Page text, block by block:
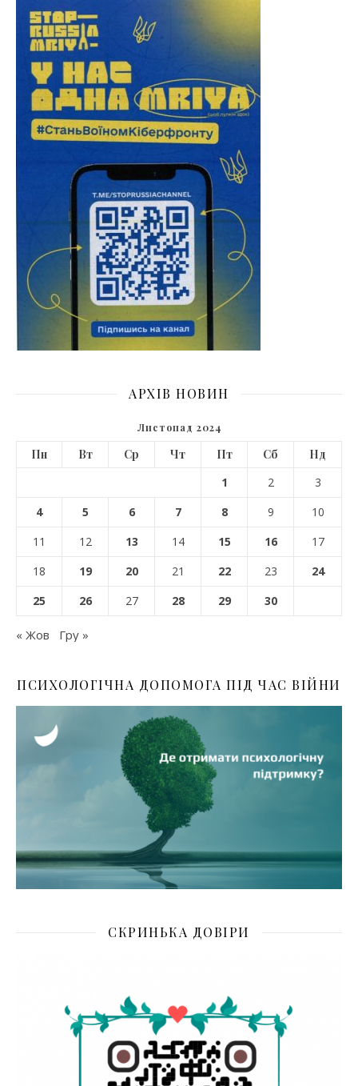
АРХІВ НОВИН
Листопад 2024
Пн Вт Ср Чт Пт Сб
Нд
1
2
3
4
5 6 7 8 9
10
11
12 13 14 15 16
17
18
19 20 21 22 23
24
25
26 27 28 29 30
« Жов Гру »
ПСИХОЛОГІЧНА ДОПОМОГА ПІД ЧАС ВІЙНИ
СКРИНЬКА ДОВІРИ